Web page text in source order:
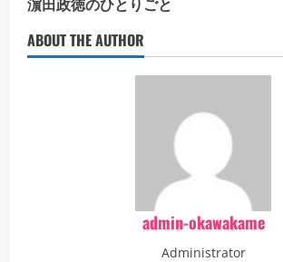
濵田政徳のひとりごと
ABOUT THE AUTHOR
admin-okawakame
Administrator